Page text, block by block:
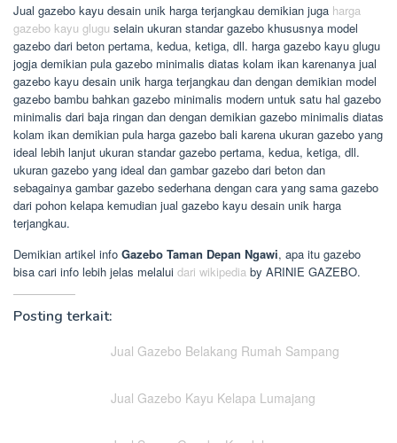
Jual gazebo kayu desain unik harga terjangkau demikian juga harga
gazebo kayu glugu selain ukuran standar gazebo khususnya model
gazebo dari beton pertama, kedua, ketiga, dll. harga gazebo kayu glugu
jogja demikian pula gazebo minimalis diatas kolam ikan karenanya jual
gazebo kayu desain unik harga terjangkau dan dengan demikian model
gazebo bambu bahkan gazebo minimalis modern untuk satu hal gazebo
minimalis dari baja ringan dan dengan demikian gazebo minimalis diatas
kolam ikan demikian pula harga gazebo bali karena ukuran gazebo yang
ideal lebih lanjut ukuran standar gazebo pertama, kedua, ketiga, dll.
ukuran gazebo yang ideal dan gambar gazebo dari beton dan
sebagainya gambar gazebo sederhana dengan cara yang sama gazebo
dari pohon kelapa kemudian jual gazebo kayu desain unik harga
terjangkau.
Demikian artikel info Gazebo Taman Depan Ngawi, apa itu gazebo
bisa cari info lebih jelas melalui dari wikipedia by ARINIE GAZEBO.
Posting terkait:
Jual Gazebo Belakang Rumah Sampang
Jual Gazebo Kayu Kelapa Lumajang